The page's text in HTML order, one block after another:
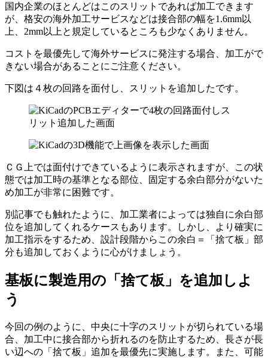
国内企業のほとんどはこのスリットであれば加工できます
が、格安の海外加工サービスなどは接合部の幅を1.6mm以
上、2mm以上と規定しているところも少なくありません。
コストを最優先して海外サービスに発注する場合、加工がで
きない場合がある ことにご注意ください。
下図は４枚の回路を面付し、スリットを追加したです。
ＣＧ上では面付けできているように表示されますが、この状
態では加工時の基準となる部位、固定する余白部分がないた
め加工が非常に困難です。
別記事でも触れたように、加工業者によっては独自に余白部
位を追加してくれるケースもあります。しかし、より確実に
加工指示をするため、設計段階からこの余白＝「捨て板」部
分も追加しておくように心がけましょう。
基板に製造用の「捨て板」を追加しよ
う
今回の例のように、中央に十字のスリットが切られている場
合、加工中に接合部から折れるのを防止するため、長さが長
い辺への「捨て板」追加を最優先に実施します。また、可能